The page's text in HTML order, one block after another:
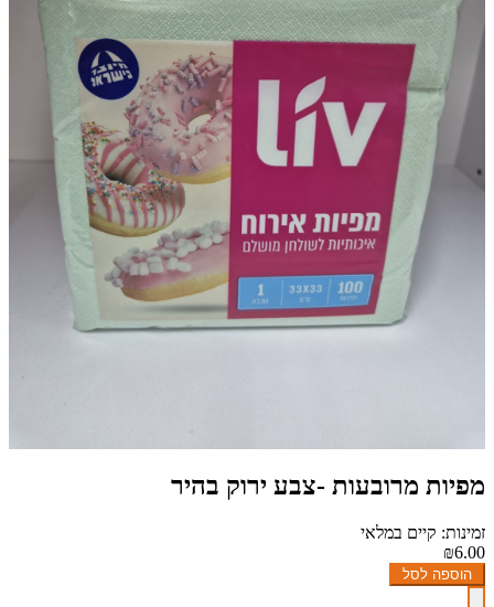
מפיות מרובעות -צבע ירוק בהיר
זמינות: קיים במלאי
₪6.00
הוספה לסל